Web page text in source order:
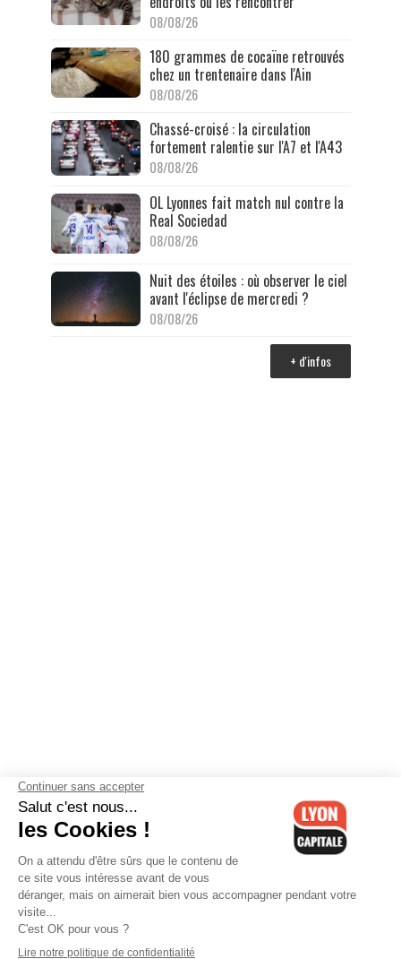
08/08/26
180 grammes de cocaïne retrouvés
chez un trentenaire dans l'Ain
08/08/26
Chassé-croisé : la circulation
fortement ralentie sur l'A7 et l'A43
08/08/26
OL Lyonnes fait match nul contre la
Real Sociedad
08/08/26
Nuit des étoiles : où observer le ciel
avant l'éclipse de mercredi ?
08/08/26
+ d'infos